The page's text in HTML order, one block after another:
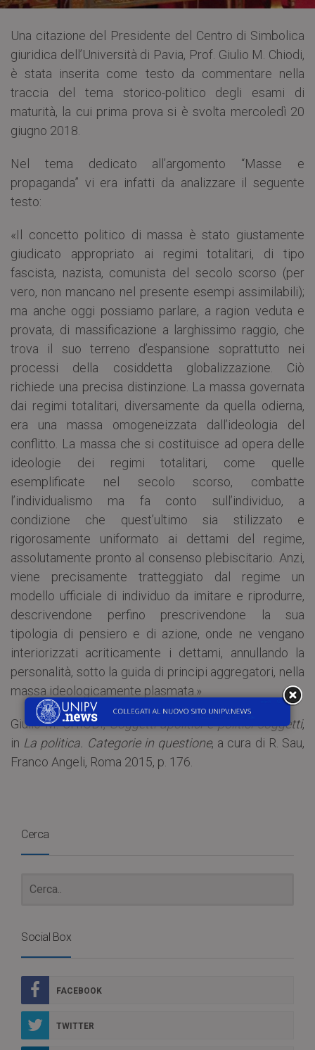
Una citazione del Presidente del Centro di Simbolica
giuridica dell’Università di Pavia, Prof. Giulio M. Chiodi,
è stata inserita come testo da commentare nella
traccia del tema storico-politico degli esami di
maturità, la cui prima prova si è svolta mercoledì 20
giugno 2018.
Nel tema dedicato all’argomento “Masse e
propaganda” vi era infatti da analizzare il seguente
testo:
«Il concetto politico di massa è stato giustamente
giudicato appropriato ai regimi totalitari, di tipo
fascista, nazista, comunista del secolo scorso (per
vero, non mancano nel presente esempi assimilabili);
ma anche oggi possiamo parlare, a ragion veduta e
provata, di massificazione a larghissimo raggio, che
trova il suo terreno d’espansione soprattutto nei
processi della cosiddetta globalizzazione. Ciò
richiede una precisa distinzione. La massa governata
dai regimi totalitari, diversamente da quella odierna,
era una massa omogeneizzata dall’ideologia del
conflitto. La massa che si costituisce ad opera delle
ideologie dei regimi totalitari, come quelle
esemplificate nel secolo scorso, combatte
l’individualismo ma fa conto sull’individuo, a
condizione che quest’ultimo sia stilizzato e
rigorosamente uniformato ai dettami del regime,
assolutamente pronto al consenso plebiscitario. Anzi,
viene precisamente tratteggiato dal regime un
modello ufficiale di individuo da imitare e riprodurre,
descrivendone perfino prescrivendone la sua
tipologia di pensiero e di azione, onde ne vengano
interiorizzati acriticamente i dettami, annullando la
personalità, sotto la guida di principi aggregatori, nella
massa ideologicamente plasmata.»
Giulio M. CHIODI,Soggetti apolitici e politici soggetti,
in La politica. Categorie in questione, a cura di R. Sau,
Franco Angeli, Roma 2015, p. 176.
Cerca
Social Box
FACEBOOK
TWITTER